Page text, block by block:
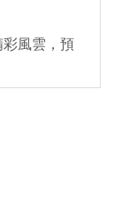
風雲，預